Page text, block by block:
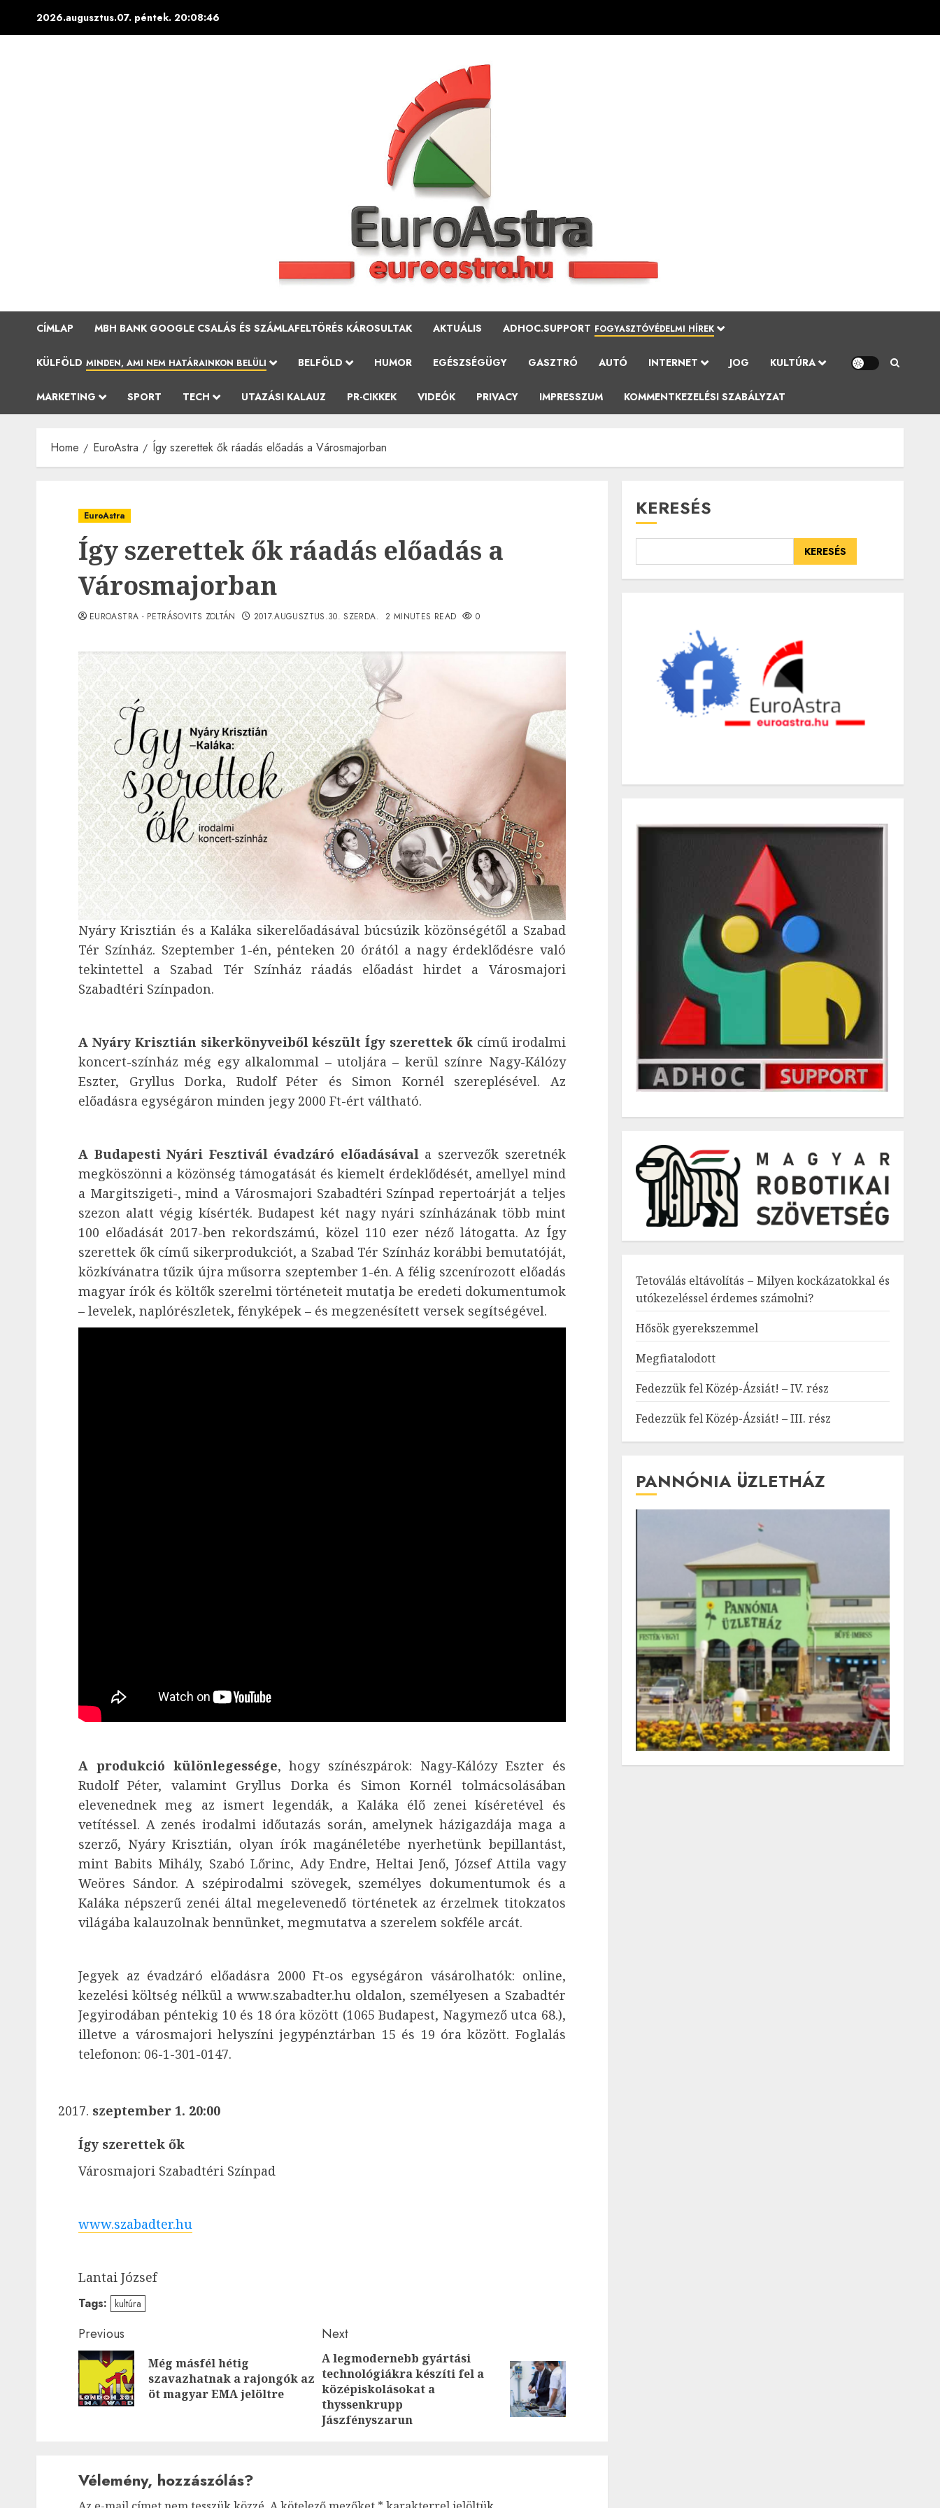
2026.augusztus.07. péntek. 20:08:47
CÍMLAP MBH BANK GOOGLE CSALÁS ÉS SZÁMLAFELTÖRÉS KÁROSULTAK AKTUÁLIS ADHOC.SUPPORT FOGYASZTÓVÉDELMI HÍREK
KÜLFÖLD MINDEN, AMI NEM HATÁRAINKON BELÜLI BELFÖLD HUMOR EGÉSZSÉGÜGY GASZTRÓ AUTÓ INTERNET JOG KULTÚRA
MARKETING SPORT TECH UTAZÁSI KALAUZ PR-CIKKEK VIDEÓK PRIVACY IMPRESSZUM KOMMENTKEZELÉSI SZABÁLYZAT
Home EuroAstra Így szerettek ők ráadás előadás a Városmajorban
EuroAstra
Így szerettek ők ráadás előadás a
Városmajorban
EUROASTRA - PETRÁSOVITS ZOLTÁN 2017.AUGUSZTUS.30. SZERDA. 2 MINUTES READ 0
Nyáry Krisztián és a Kaláka sikerelőadásával búcsúzik közönségétől a Szabad
Tér Színház. Szeptember 1-én, pénteken 20 órától a nagy érdeklődésre való
tekintettel a Szabad Tér Színház ráadás előadást hirdet a Városmajori
Szabadtéri Színpadon.
A Nyáry Krisztián sikerkönyveiből készült Így szerettek őkcímű irodalmi
koncert-színház még egy alkalommal – utoljára – kerül színre Nagy-Kálózy
Eszter, Gryllus Dorka, Rudolf Péter és Simon Kornél szereplésével. Az
előadásra egységáron minden jegy 2000 Ft-ért váltható.
A Budapesti Nyári Fesztivál évadzáró előadásávala szervezők szeretnék
megköszönni a közönség támogatását és kiemelt érdeklődését, amellyel mind
a Margitszigeti-, mind a Városmajori Szabadtéri Színpad repertoárját a teljes
szezon alatt végig kísérték. Budapest két nagy nyári színházának több mint
100 előadását 2017-ben rekordszámú, közel 110 ezer néző látogatta. Az Így
szerettek ők című sikerprodukciót, a Szabad Tér Színház korábbi bemutatóját,
közkívánatra tűzik újra műsorra szeptember 1-én. A félig szcenírozott előadás
magyar írók és költők szerelmi történeteit mutatja be eredeti dokumentumok
– levelek, naplórészletek, fényképek – és megzenésített versek segítségével.
A produkció különlegessége, hogy színészpárok: Nagy-Kálózy Eszter és
Rudolf Péter, valamint Gryllus Dorka és Simon Kornél tolmácsolásában
elevenednek meg az ismert legendák, a Kaláka élő zenei kíséretével és
vetítéssel. A zenés irodalmi időutazás során, amelynek házigazdája maga a
szerző, Nyáry Krisztián, olyan írók magánéletébe nyerhetünk bepillantást,
mint Babits Mihály, Szabó Lőrinc, Ady Endre, Heltai Jenő, József Attila vagy
Weöres Sándor. A szépirodalmi szövegek, személyes dokumentumok és a
Kaláka népszerű zenéi által megelevenedő történetek az érzelmek titokzatos
világába kalauzolnak bennünket, megmutatva a szerelem sokféle arcát.
Jegyek az évadzáró előadásra 2000 Ft-os egységáron vásárolhatók: online,
kezelési költség nélkül a www.szabadter.hu oldalon, személyesen a Szabadtér
Jegyirodában péntekig 10 és 18 óra között (1065 Budapest, Nagymező utca 68.),
illetve a városmajori helyszíni jegypénztárban 15 és 19 óra között. Foglalás
telefonon: 06-1-301-0147.
szeptember 1. 20:00
Így szerettek ők
Városmajori Szabadtéri Színpad
www.szabadter.hu
Lantai József
Tags: kultúra
Post
navigation
Previous
Previous
post:
Még másfél hétig
szavazhatnak a rajongók az
öt magyar EMA jelöltre
Next
Next
post:
A legmodernebb gyártási
technológiákra készíti fel a
középiskolásokat a
thyssenkrupp
Jászfényszarun
Vélemény, hozzászólás?
KERESÉS
KERESÉS
Tetoválás eltávolítás – Milyen kockázatokkal és
utókezeléssel érdemes számolni?
Hősök gyerekszemmel
Megfiatalodott
Fedezzük fel Közép-Ázsiát! – IV. rész
Fedezzük fel Közép-Ázsiát! – III. rész
PANNÓNIA ÜZLETHÁZ